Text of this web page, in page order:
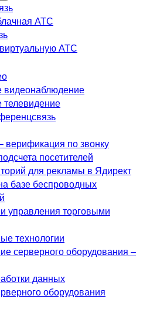
АТС
АТС
верификация по звонку
посетителей
для рекламы в Ядирект
базе беспроводных
управления торговыми
технологии
серверного оборудования –
данных
оборудования